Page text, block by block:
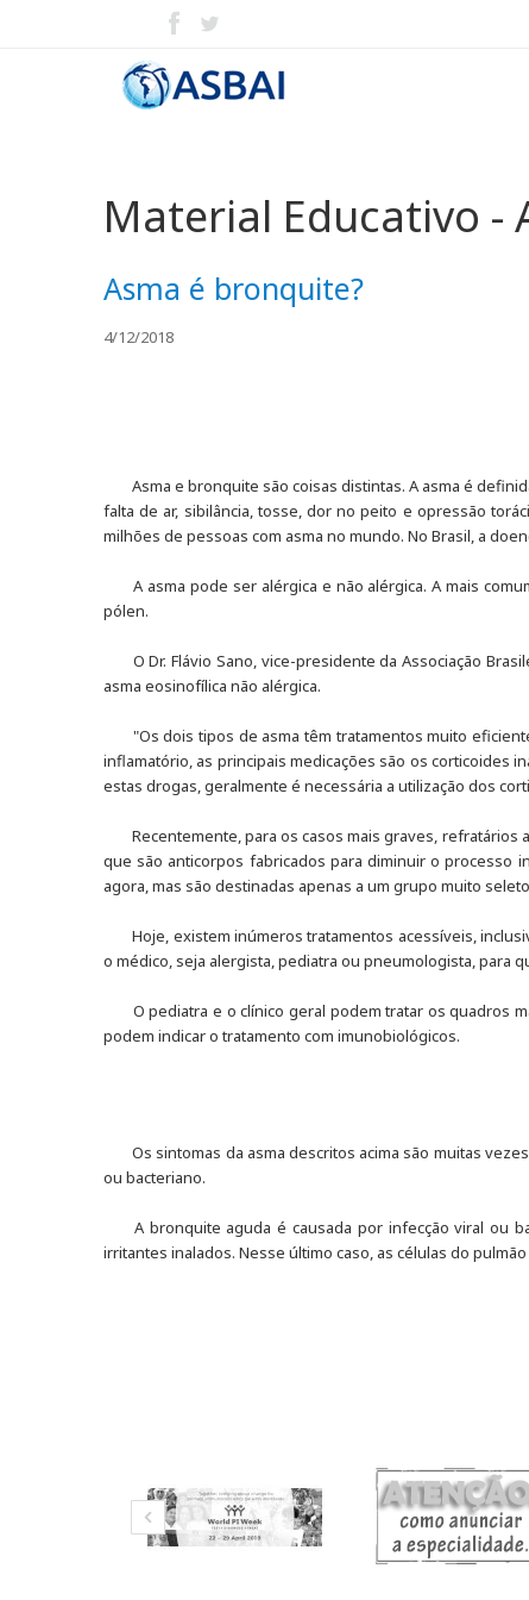
Material Educativo -
Asma é bronquite?
4/12/2018
Asma e bronquite são coisas distintas. A asma é
falta de ar, sibilância, tosse, dor no peito e opressão
milhões de pessoas com asma no mundo. No Brasil, a
A asma pode ser alérgica e não alérgica. A mais
pólen.
O Dr. Flávio Sano, vice-presidente da Associação
asma eosinofílica não alérgica.
"Os dois tipos de asma têm tratamentos muito
inflamatório, as principais medicações são os corticoides
estas drogas, geralmente é necessária a utilização dos
Recentemente, para os casos mais graves, refratários
que são anticorpos fabricados para diminuir o processo
agora, mas são destinadas apenas a um grupo muito
Hoje, existem inúmeros tratamentos acessíveis,
o médico, seja alergista, pediatra ou pneumologista, para
O pediatra e o clínico geral podem tratar os quadros
podem indicar o tratamento com imunobiológicos.
Os sintomas da asma descritos acima são muitas
ou bacteriano.
A bronquite aguda é causada por infecção viral ou
irritantes inalados. Nesse último caso, as células do